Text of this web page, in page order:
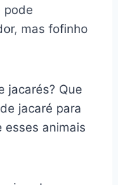
pode
mas fofinho
jacarés? Que
jacaré para
esses animais